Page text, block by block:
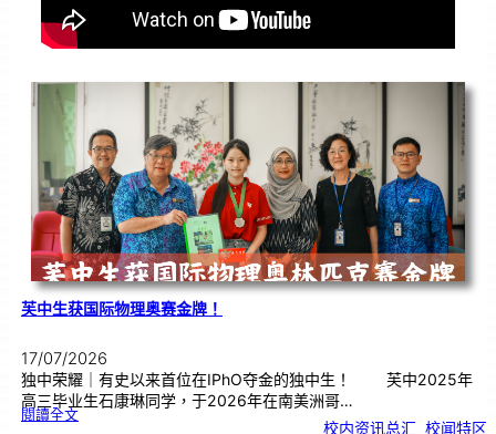
芙中生获国际物理奥赛金牌！
17/07/2026
独中荣耀｜有史以来首位在IPhO夺金的独中生！ 芙中2025年
高三毕业生石康琳同学，于2026年在南美洲哥…
閱讀全文:芙 校内资讯总汇 校闻特区